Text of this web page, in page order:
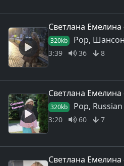
Светлана
320kb Pop, Шансон
3:39 36 8
Светлана
320kb Pop,
3:20 60 7
Светлана